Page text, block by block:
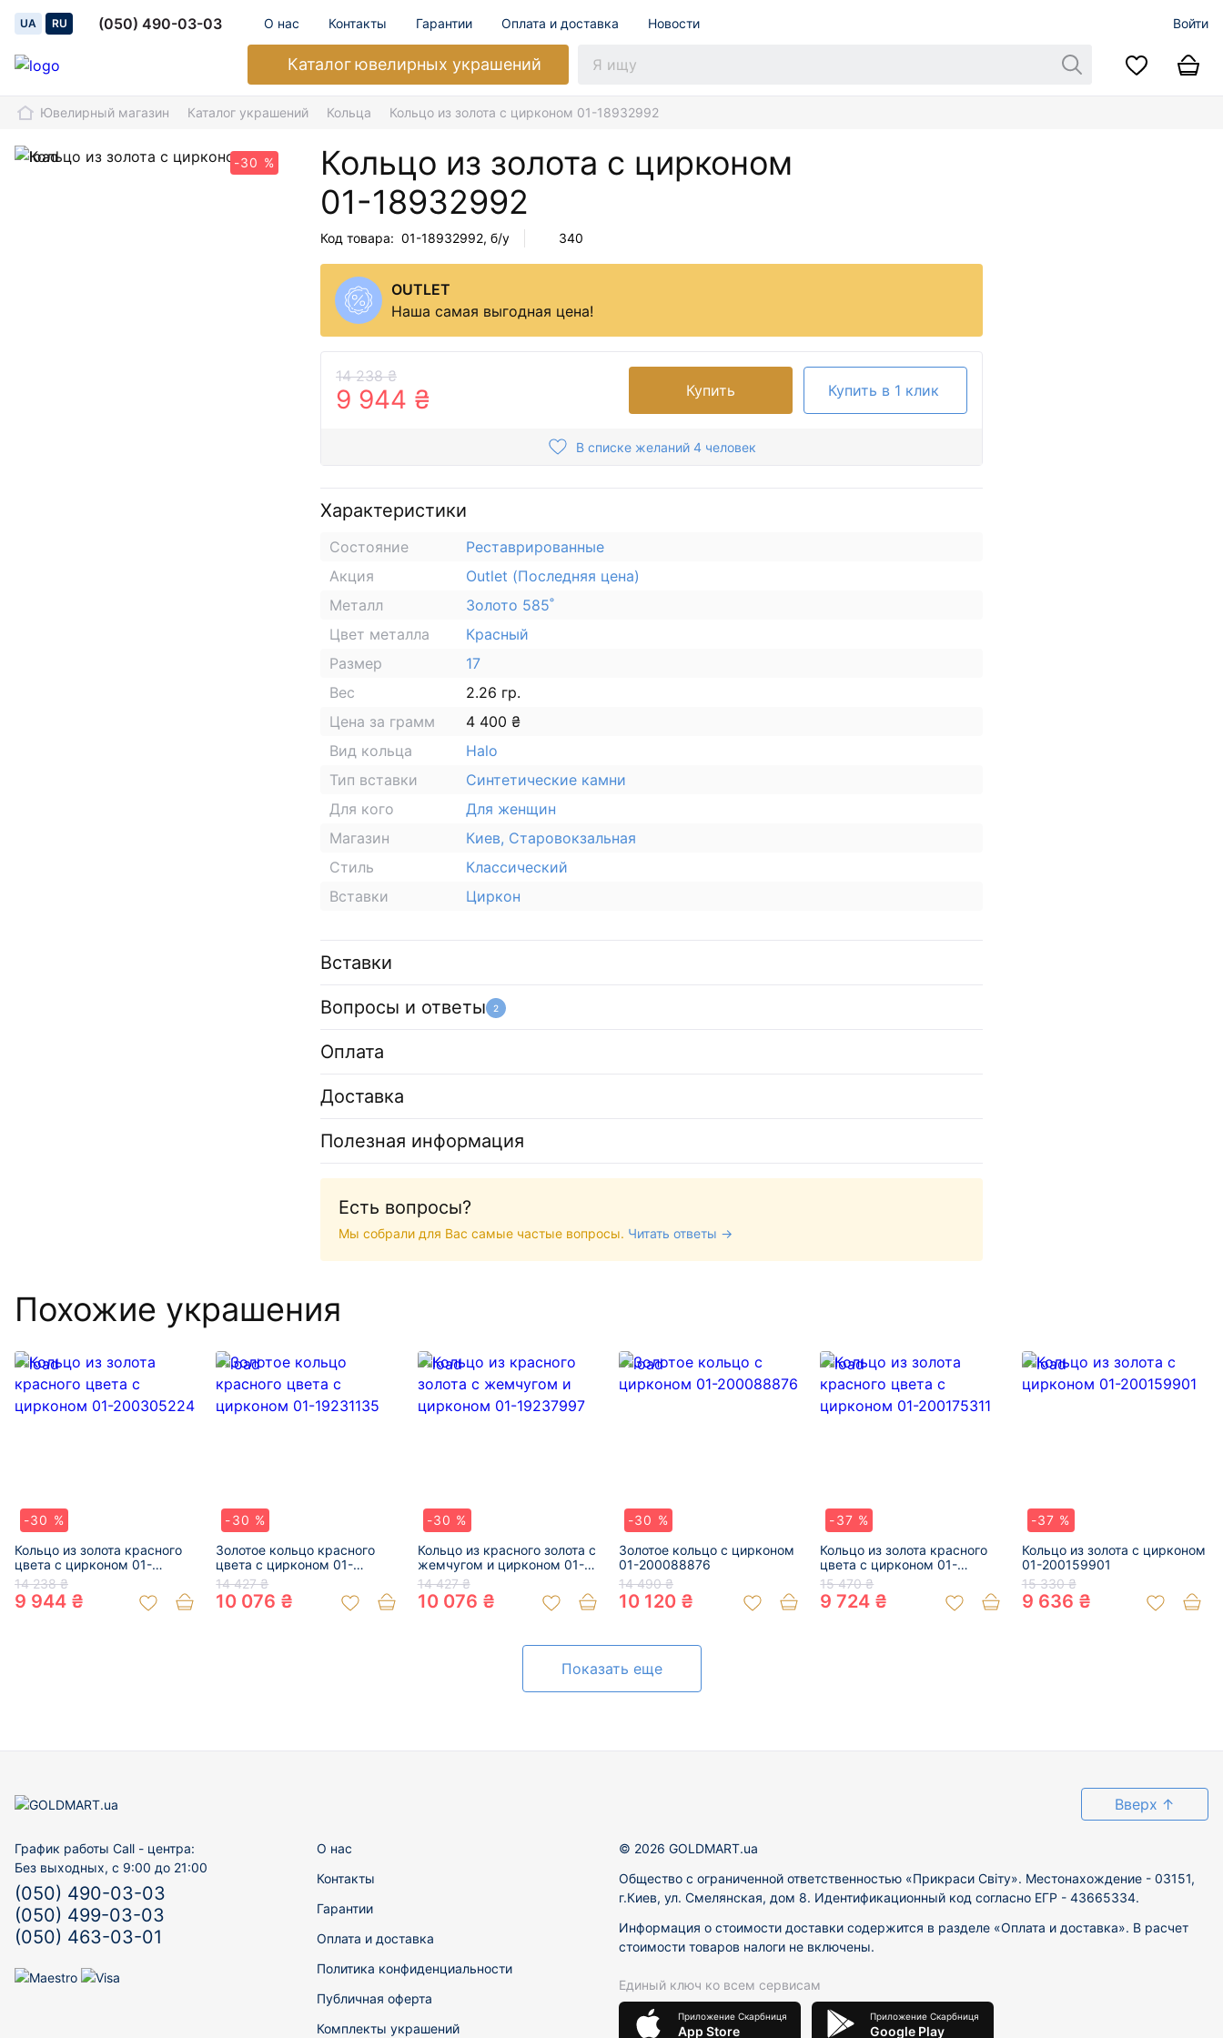
UA RU (050) 490-03-03 О нас Контакты Гарантии Оплата и доставка Новости Войти
Каталогювелирных украшений
Ювелирный магазин Каталог украшений Кольца Кольцо из золота с цирконом 01-18932992
-30 %
Кольцо из золота с цирконом
01-18932992
Код товара: 01-18932992, б/у 340
OUTLET
Наша самая выгодная цена!
14 238 ₴
9 944 ₴ Купить Купить в 1 клик
В списке желаний 4 человек
Характеристики
Состояние
Реставрированные
Акция
Outlet (Последняя цена)
Металл
Золото 585˚
Цвет металла
Красный
Размер
17
Вес
2.26 гр.
Цена за грамм
4 400 ₴
Вид кольца
Halo
Тип вставки
Синтетические камни
Для кого
Для женщин
Магазин
Киев, Старовокзальная
Стиль
Классический
Вставки
Циркон
Вставки
Вопросы и ответы 2
Оплата
Доставка
Полезная информация
Есть вопросы?
Мы собрали для Вас самые частые вопросы. Читать ответы →
Похожие украшения
-30 %
Кольцо из золота красного
цвета с цирконом 01-
200305224
14 238 ₴
9 944 ₴
-30 %
Золотое кольцо красного
цвета с цирконом 01-
19231135
14 427 ₴
10 076 ₴
-30 %
Кольцо из красного золота с
жемчугом и цирконом 01-
19237997
14 427 ₴
10 076 ₴
-30 %
Золотое кольцо с цирконом
01-200088876
14 490 ₴
10 120 ₴
-37 %
Кольцо из золота красного
цвета с цирконом 01-
200175311
15 470 ₴
9 724 ₴
-37 %
Кольцо из золота с цирконом
01-200159901
15 330 ₴
9 636 ₴
Показать еще
Вверх ↑
График работы Call - центра:
Без выходных, с 9:00 до 21:00
(050) 490-03-03
(050) 499-03-03
(050) 463-03-01
О нас
Контакты
Гарантии
Оплата и доставка
Политика конфиденциальности
Публичная оферта
Комплекты украшений
© 2026 GOLDMART.ua
Общество с ограниченной ответственностью «Прикраси Світу». Местонахождение - 03151,
г.Киев, ул. Смелянская, дом 8. Идентификационный код согласно ЕГР - 43665334.
Информация о стоимости доставки содержится в разделе «Оплата и доставка». В расчет
стоимости товаров налоги не включены.
Единый ключ ко всем сервисам
Приложение Скарбниця
App Store
Приложение Скарбниця
Google Play